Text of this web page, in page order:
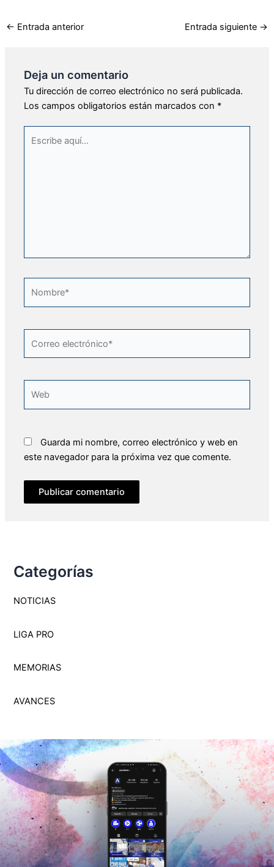
← Entrada anterior Entrada siguiente →
Deja un comentario
Tu dirección de correo electrónico no será publicada.
Los campos obligatorios están marcados con *
electrónico*
Guarda mi nombre, correo electrónico y web en
este navegador para la próxima vez que comente.
Categorías
NOTICIAS
LIGA PRO
MEMORIAS
AVANCES